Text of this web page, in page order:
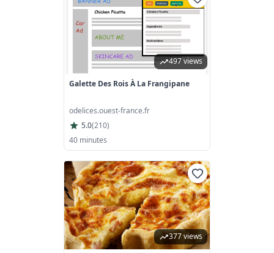
497 views
Galette Des Rois À La Frangipane
odelices.ouest-france.fr
5.0(210)
40 minutes
377 views